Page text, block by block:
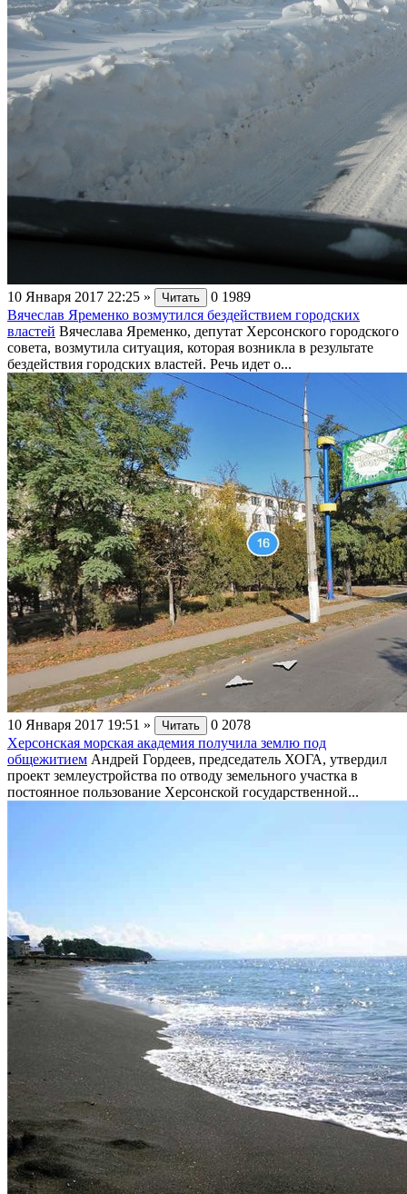
10 Января 2017 22:25 » Читать 0 1989
Вячеслав Яременко возмутился бездействием городских
властей Вячеслава Яременко, депутат Херсонского городского
совета, возмутила ситуация, которая возникла в результате
бездействия городских властей. Речь идет о...
10 Января 2017 19:51 » Читать 0 2078
Херсонская морская академия получила землю под
общежитием Андрей Гордеев, председатель ХОГА, утвердил
проект землеустройства по отводу земельного участка в
постоянное пользование Херсонской государственной...